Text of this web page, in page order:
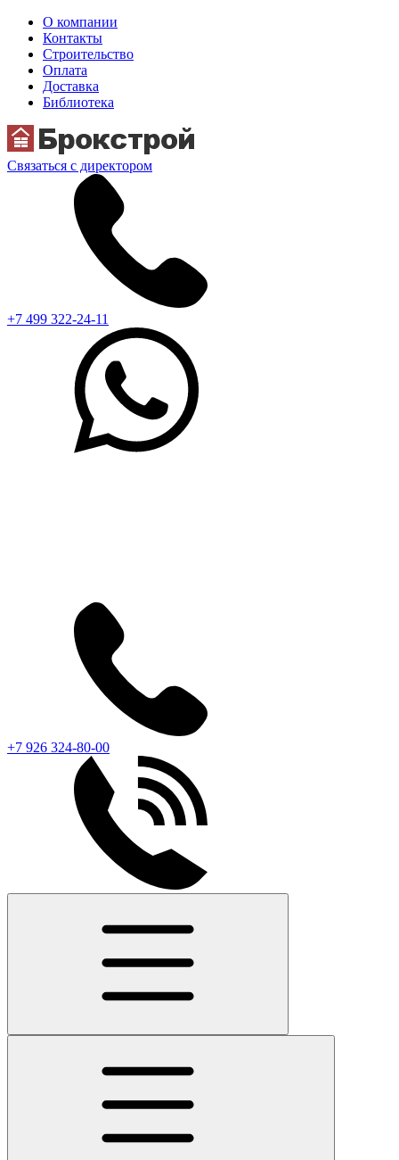
О компании
Контакты
Строительство
Оплата
Доставка
Библиотека
Связаться с директором
+7 499 322-24-11
+7 926 324-80-00